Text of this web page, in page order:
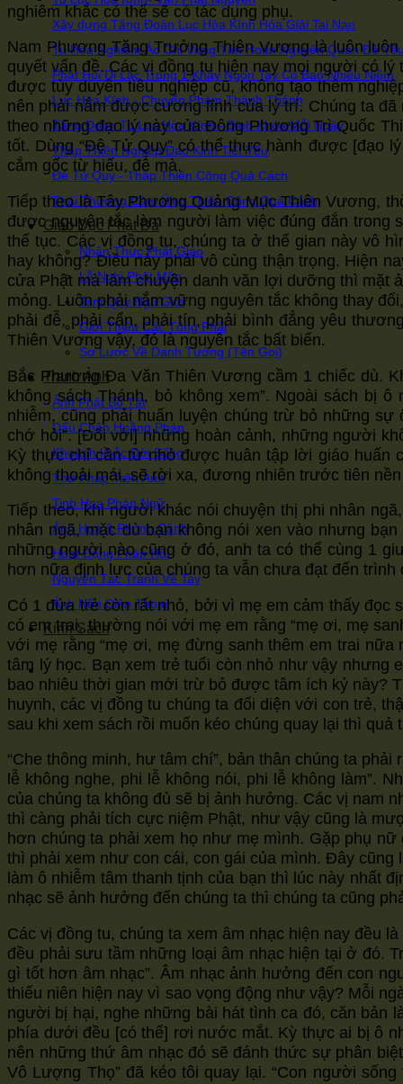
Xây dựng Tăng Đoàn Lục Hòa Kính Hóa Giải Tai Nạn
Tu Hoa Nghiêm Áo Chỉ Vọng Tận Hoàn Nguyên Quán Đề Yếu
Phật Hỏi Di Lặc Trong 1 Khảy Ngón Tay Có Bao Nhiêu Niệm
Lục Hòa Kính - Chuyển Phàm Thành Thánh
Tăng Đoàn Tu Lục Hòa Kính - Định Khóa Mỗi Ngày
Thập Thiện Nghiệp Đạo Kinh Tiết Yếu
Đệ Tử Quy - Thập Thiện Công Quá Cách
Thái Thượng Cảm Ứng Thiên Công Quá Cách
Giáo Dục Phật Đà
Nhận Thức Phật Giáo
Lễ Nghi Phật Môn
Tam Quy Ngũ Giới
Giới Thiệu Các Tông Phái
Sơ Lược Về Danh Tướng (Tên Gọi)
Tranh Ảnh
Ảnh Phật Bồ Tát
Dấu Chân Hoằng Pháp
Khoảnh khắc Đời Sống
Thư Pháp Trên Ảnh
Tinh Hoa Pháp Ngữ
Ảnh Hoa & Phong Cảnh
Hoạt Động Pháp Hội
Nguyên Tác Tranh Vẽ Tay
Ảnh Nền Điện Thoại
Kinh Sách
nghiêm khắc có thể sẽ có tác dụng phụ.
Nam Phương Tăng Trưởng Thiên Vương là luôn
quyết vấn đề. Các vị đồng tu hiện nay mọi người có
được tùy duyên tiêu nghiệp cũ, không tạo thêm
nên phải nắm được cương lĩnh của lý trí. Chúng ta
theo những đạo lý này của Đông Phương Trì Quốc
tốt. Dùng “Đệ Tử Quy” có thể thực hành được [đạo
cắm gốc từ hiếu, đễ mà.
Tiếp theo là Tây Phương Quảng Mục Thiên Vương,
được nguyên tắc làm người làm việc đúng đắn
thế tục. Các vị đồng tu, chúng ta ở thế gian này vô
hay không? Điều này phải vô cùng thận trọng. Hiện
cửa Phật mà làm chuyện danh văn lợi dưỡng thì mặt
mỏng. Luôn phải nắm vững nguyên tắc không thay
phải đễ, phải cẩn, phải tín, phải bình đẳng yêu
Thiên Vương vậy, đó là nguyên tắc bất biến.
Bắc Phương Đa Văn Thiên Vương cầm 1 chiếc dù.
không sách Thánh, bỏ không xem”. Ngoài sách bị
nhiễm, cũng phải huấn luyện chúng trừ bỏ những
chớ hỏi”. [Đối với] những hoàn cảnh, những người
Kỳ thực chỉ cần từ nhỏ được huân tập lời giáo huấn
không thoải mái, sẽ rời xa, đương nhiên trước tiên
Tiếp theo, khi người khác nói chuyện thị phi nhân
nhân ngã, mặc dù bạn không nói xen vào nhưng
những người nào cũng ở đó, anh ta có thể cùng 1
hơn nữa định lực của chúng ta vẫn chưa đạt đến
Có 1 đứa trẻ còn rất nhỏ, bởi vì mẹ em cảm thấy đọc
có em trai, thường nói với mẹ em rằng “mẹ ơi, mẹ
với mẹ rằng “mẹ ơi, mẹ đừng sanh thêm em trai
tâm lý học. Bạn xem trẻ tuổi còn nhỏ như vậy nhưng
bao nhiêu thời gian mới trừ bỏ được tâm ích kỷ này?
huynh, các vị đồng tu chúng ta đối diện với con trẻ,
sau khi xem sách rồi muốn kéo chúng quay lại thì quả
“Che thông minh, hư tâm chí”, bản thân chúng ta
lễ không nghe, phi lễ không nói, phi lễ không làm”.
của chúng ta không đủ sẽ bị ảnh hưởng. Các vị nam
thì càng phải tích cực niệm Phật, như vậy cũng là
hơn chúng ta phải xem họ như mẹ mình. Gặp phụ
thì phải xem như con cái, con gái của mình. Đây
làm ô nhiễm tâm thanh tịnh của bạn thì lúc này nhất
nhạc sẽ ảnh hưởng đến chúng ta thì chúng ta cũng
Các vị đồng tu, chúng ta xem âm nhạc hiện nay đều
đều phải sưu tầm những loại âm nhạc hiện tại ở đó.
gì tốt hơn âm nhạc”. Âm nhạc ảnh hưởng đến con
thiếu niên hiện nay vì sao vọng động như vậy? Mỗi
người bị hại, nghe những bài hát tình ca đó, căn bản
phía dưới đều [có thể] rơi nước mắt. Kỳ thực ai bị ô
nên những thứ âm nhạc đó sẽ đánh thức sự phân
Vô Lượng Thọ” đã kéo tôi quay lại. “Con người